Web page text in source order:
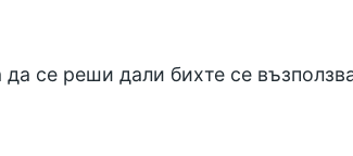
се реши дали бихте се